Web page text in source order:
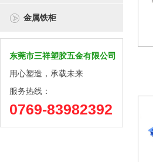
金属铁柜
东莞市三祥塑胶五金有限公司
用心塑造，承载未来
服务热线：
0769-83982392